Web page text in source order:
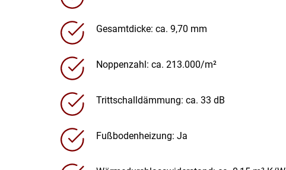
Gesamtdicke: ca. 9,70 mm
Noppenzahl: ca. 213.000/m²
Trittschalldämmung: ca. 33 dB
Fußbodenheizung: Ja